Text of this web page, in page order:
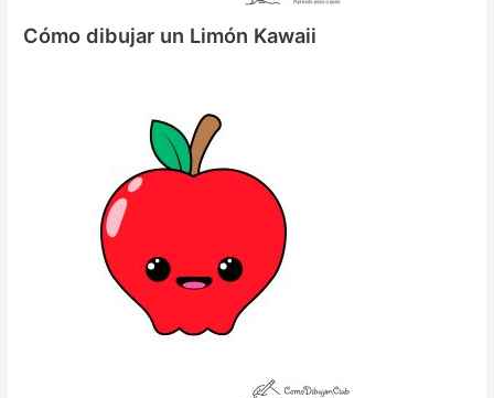
Cómo dibujar un Limón Kawaii